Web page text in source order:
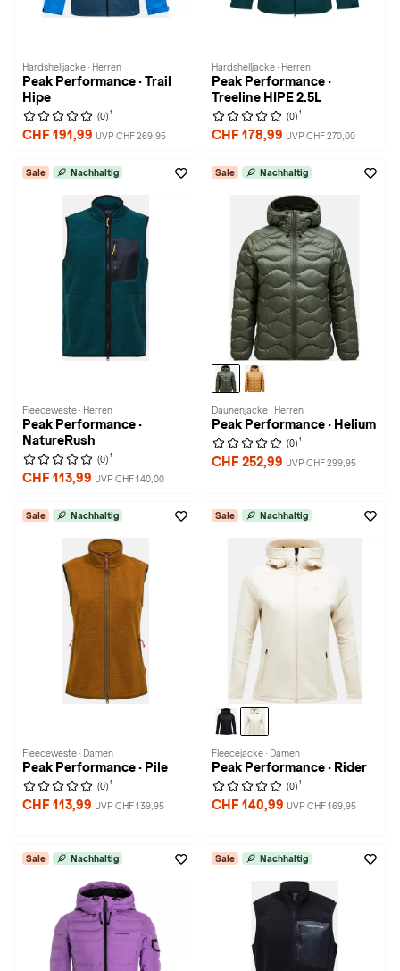
Hardshelljacke · Herren
Peak Performance · Trail
Hipe
(0) 1
CHF 191,99 UVP CHF 269,95
Hardshelljacke · Herren
Peak Performance ·
Treeline HIPE 2.5L
(0) 1
CHF 178,99 UVP CHF 270,00
Sale Nachhaltig
Fleeceweste · Herren
Peak Performance ·
NatureRush
(0) 1
CHF 113,99 UVP CHF 140,00
Sale Nachhaltig
Daunenjacke · Herren
Peak Performance · Helium
(0) 1
CHF 252,99 UVP CHF 299,95
Sale Nachhaltig
Fleeceweste · Damen
Peak Performance · Pile
(0) 1
CHF 113,99 UVP CHF 139,95
Sale Nachhaltig
Fleecejacke · Damen
Peak Performance · Rider
(0) 1
CHF 140,99 UVP CHF 169,95
Sale Nachhaltig Sale Nachhaltig